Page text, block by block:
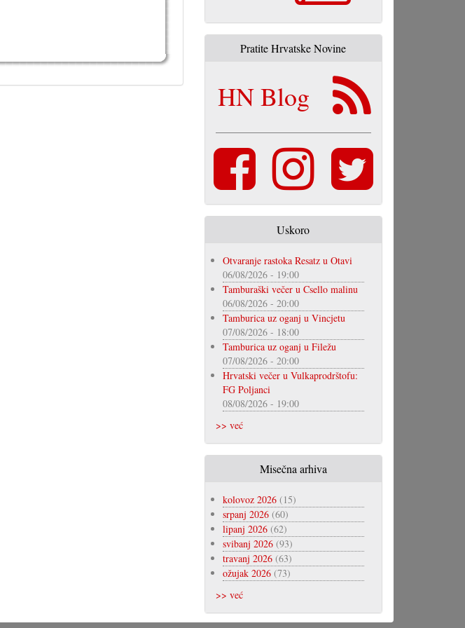
Pratite Hrvatske Novine
HN Blog
Uskoro
Otvaranje rastoka Resatz u Otavi
06/08/2026 - 19:00
Tamburaški večer u Csello malinu
06/08/2026 - 20:00
Tamburica uz oganj u Vincjetu
07/08/2026 - 18:00
Tamburica uz oganj u Filežu
07/08/2026 - 20:00
Hrvatski večer u Vulkaprodrštofu:
FG Poljanci
08/08/2026 - 19:00
>> već
Misečna arhiva
kolovoz 2026(15)
srpanj 2026(60)
lipanj 2026(62)
svibanj 2026(93)
travanj 2026(63)
ožujak 2026(73)
>> već